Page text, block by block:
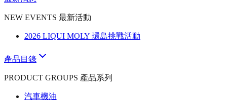
NEW EVENTS 最新活動
2026 LIQUI MOLY 環島挑戰活動
產品目錄
PRODUCT GROUPS 產品系列
汽車機油